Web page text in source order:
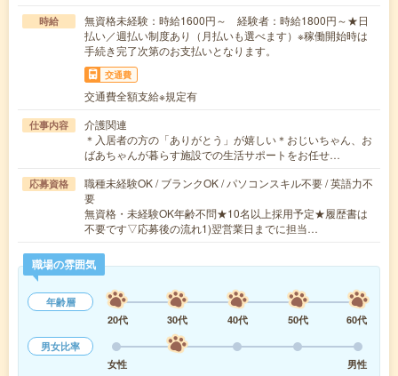
時給
無資格未経験：時給1600円～ 経験者：時給1800円～★日
払い／週払い制度あり（月払いも選べます）※稼働開始時は
手続き完了次第のお支払いとなります。
交通費
交通費全額支給※規定有
仕事内容
介護関連
＊入居者の方の「ありがとう」が嬉しい＊おじいちゃん、お
ばあちゃんが暮らす施設での生活サポートをお任せ…
応募資格
職種未経験OK / ブランクOK / パソコンスキル不要 / 英語力不
要
無資格・未経験OK年齢不問★10名以上採用予定★履歴書は
不要です▽応募後の流れ1)翌営業日までに担当…
職場の雰囲気
年齢層
20代
30代 40代 50代
60代
男女比率
女性
男性